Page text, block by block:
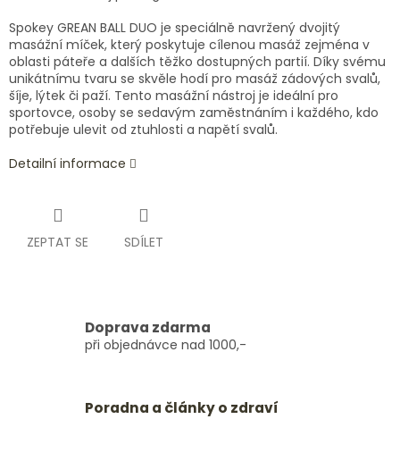
Spokey GREAN BALL DUO je speciálně navržený dvojitý
masážní míček, který poskytuje cílenou masáž zejména v
oblasti páteře a dalších těžko dostupných partií. Díky svému
unikátnímu tvaru se skvěle hodí pro masáž zádových svalů,
šíje, lýtek či paží. Tento masážní nástroj je ideální pro
sportovce, osoby se sedavým zaměstnáním i každého, kdo
potřebuje ulevit od ztuhlosti a napětí svalů.
Detailní informace
ZEPTAT SE SDÍLET
Doprava zdarma
při objednávce nad 1000,-
Poradna a články o zdraví